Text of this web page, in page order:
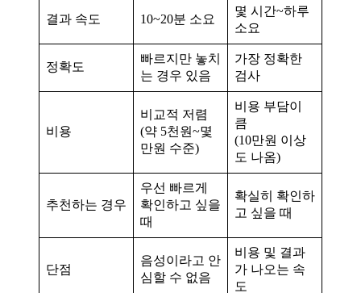
결과 속도 10~20분 소요
몇 시간~하루
소요
정확도
빠르지만 놓치
는 경우 있음
가장 정확한
검사
비용
비교적 저렴
(약 5천원~몇
만원 수준)
비용 부담이
큼
(10만원 이상
도 나옴)
추천하는 경우
우선 빠르게
확인하고 싶을
때
확실히 확인하
고 싶을 때
단점
음성이라고 안
심할 수 없음
비용 및 결과
가 나오는 속
도